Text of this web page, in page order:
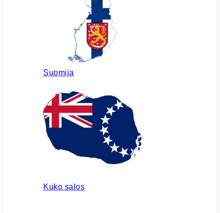
Suomija
Kuko salos